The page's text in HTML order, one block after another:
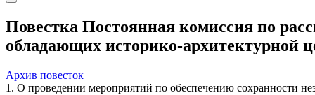
Повестка Постоянная комиссия по
обладающих историко-архитектурной
Архив повесток
1. О проведении мероприятий по обеспечению сохранности